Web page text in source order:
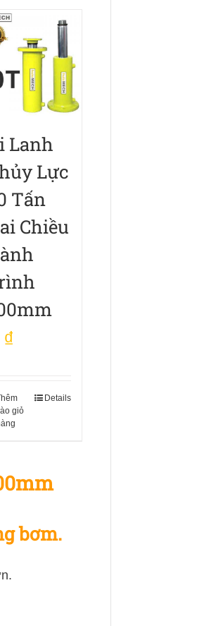
Lanh
Lực
Tấn
Chiều
₫
giỏ
Details
bơm.